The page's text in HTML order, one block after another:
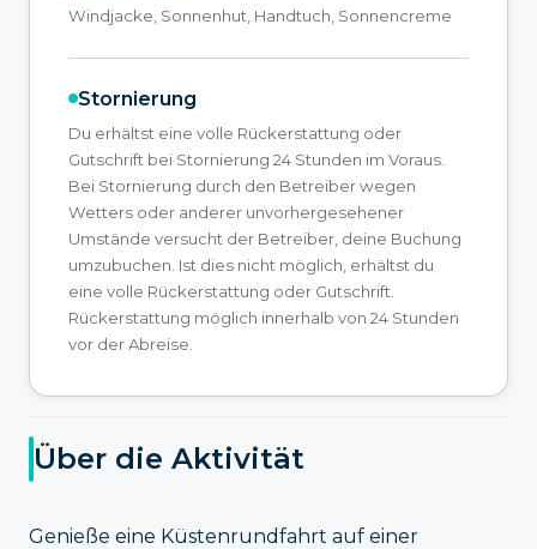
Windjacke, Sonnenhut, Handtuch, Sonnencreme
Stornierung
Du erhältst eine volle Rückerstattung oder
Gutschrift bei Stornierung 24 Stunden im Voraus.
Bei Stornierung durch den Betreiber wegen
Wetters oder anderer unvorhergesehener
Umstände versucht der Betreiber, deine Buchung
umzubuchen. Ist dies nicht möglich, erhältst du
eine volle Rückerstattung oder Gutschrift.
Rückerstattung möglich innerhalb von 24 Stunden
vor der Abreise.
Über die Aktivität
Genieße eine Küstenrundfahrt auf einer